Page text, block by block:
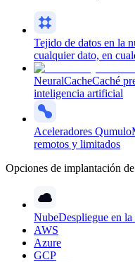
Tejido de datos en la
cualquier dato, en
NeuralCacheCaché
inteligencia artificial
Aceleradores Qumulo
remotos y limitados
Opciones de implantación
NubeDespliegue en la
AWS
Azure
GCP